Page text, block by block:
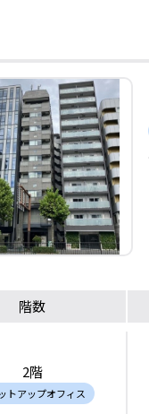
階数
2階
トアップオフィス